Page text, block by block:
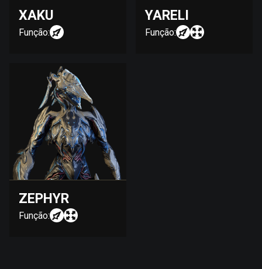
XAKU
Função:
YARELI
Função:
ZEPHYR
Função: